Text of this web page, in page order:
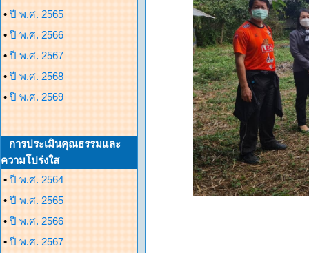
• ปี พ.ศ. 2565
• ปี พ.ศ. 2566
• ปี พ.ศ. 2567
• ปี พ.ศ. 2568
• ปี พ.ศ. 2569
การประเมินคุณธรรมและ
ความโปร่งใส
• ปี พ.ศ. 2564
• ปี พ.ศ. 2565
• ปี พ.ศ. 2566
• ปี พ.ศ. 2567